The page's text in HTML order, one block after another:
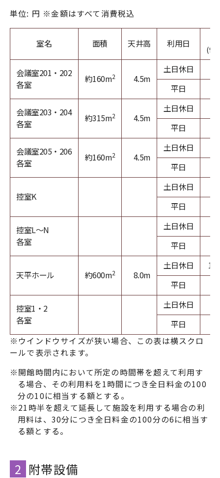
単位: 円 ※金額はすべて消費税込
室名 面積 天井高 利用日
(9
会議室201・202
各室
約160m2 4.5m
土日休日
平日
会議室203・204
各室
約315m2 4.5m
土日休日
平日
会議室205・206
各室
約160m2 4.5m
土日休日
平日
控室K
土日休日
平日
控室L～N
各室
土日休日
平日
天平ホール 約600m2 8.0m
土日休日
平日
控室1・2
各室
土日休日
平日
※開館時間内において所定の時間帯を超えて利用す
る場合、その利用料を1時間につき全日料金の100
分の10に相当する額とする。
※21時半を超えて延長して施設を利用する場合の利
用料は、30分につき全日料金の100分の6に相当す
る額とする。
2 附帯設備